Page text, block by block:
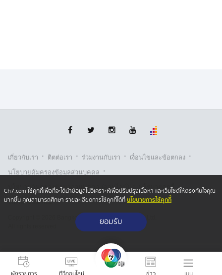
เคยชะล่าใจ ประเมินความเคลื่อนไหวทุกวัน เราไม่เคยเชื่อ
อนุทิน ได้หารือทวิภาคีกับ นายแฟร์ดีนันด์ โรมูอัลเดซ มาร์
โคส จูเนียร์ ประธานาธิบดีแห่งสาธารณรัฐฟิลิปปินส์ ทั้ง 2
พร้อมเพิ่มการส่งออกข้าว และสินค้าเกษตรไปยังฟิลิปปินส์
พร้อมเสนอให้จัดทำความตกลงด้านการค้าข้าว และเห็น
พ้องขยายความร่วมมือระหว่างกัน ทั้ง 2 ฝ่าย เห็นถึงความ
สำคัญการยกระดับความร่วมมือการปราบปราม
อาชญากรรมข้ามชาติ ผลักดันเป็นวาระสำคัญของอาเซียน
จากนั้น นายกฯ และคณะ ได้เดินทางออกจากเมืองเซบู เวลา
เกี่ยวกับเรา · ติตต่อเรา · ร่วมงานกับเรา · เงื่อนไขและข้อตกลง ·
นโยบายคุ้มครองข้อมูลส่วนบุคคล ·
นโยบายคุ้มครองข้อมูลส่วนบุคคล (ออนไลน์) · นโยบายคุกกี้ ·
รับเรื่องร้องเรียน
Copyright © 2026 Bangkok Broadcasting & T.V. Co.,Ltd.
Ch7.com ใช้คุกกี้เพื่อที่จะได้นำข้อมูลไปวิเคราะห์เพื่อปรับปรุงเนื้อหา และเว็บไซต์ให้ตรงกับใจคุณ
มากขึ้น คุณสามารถศึกษา รายละเอียดการใช้คุกกี้ได้ที่นโยบายการใช้คุกกี้
ยอมรับ